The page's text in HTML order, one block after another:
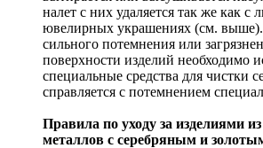
налет с них удаляется так же как с
ювелирных украшениях (см.
сильного потемнения или
поверхности изделий необходимо
специальные средства для чистки
справляется с потемнением
Правила по уходу за изделиями
металлов с серебряным и